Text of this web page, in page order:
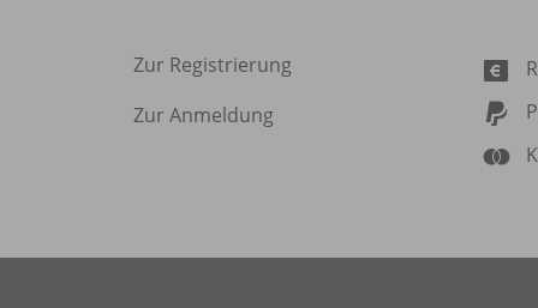
Zur Registrierung
Zur Anmeldung